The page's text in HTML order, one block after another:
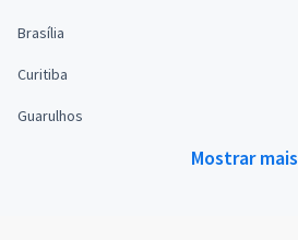
Brasília
Curitiba
Guarulhos
Mostrar mais